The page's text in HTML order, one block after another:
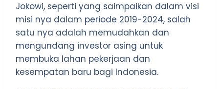
Jokowi, seperti yang saimpaikan dalam visi
misi nya dalam periode 2019-2024, salah
satu nya adalah memudahkan dan
mengundang investor asing untuk
membuka lahan pekerjaan dan
kesempatan baru bagi Indonesia.